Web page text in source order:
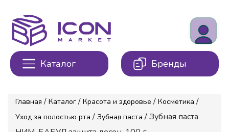
Каталог Бренды
Главная / Каталог / Красота и здоровье / Косметика /
Уход за полостью рта / Зубная паста / Зубная паста